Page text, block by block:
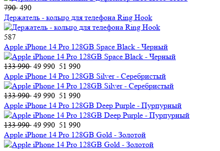
790 490
Держатель - кольцо для телефона Ring Hook
587
Apple iPhone 14 Pro 128GB Space Black - Черный
133 990 49 990 51 990
Apple iPhone 14 Pro 128GB Silver - Серебристый
133 990 49 990 51 990
Apple iPhone 14 Pro 128GB Deep Purple - Пурпурный
133 990 49 990 51 990
Apple iPhone 14 Pro 128GB Gold - Золотой